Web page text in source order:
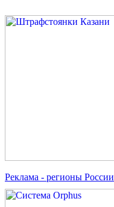
Реклама - регионы России